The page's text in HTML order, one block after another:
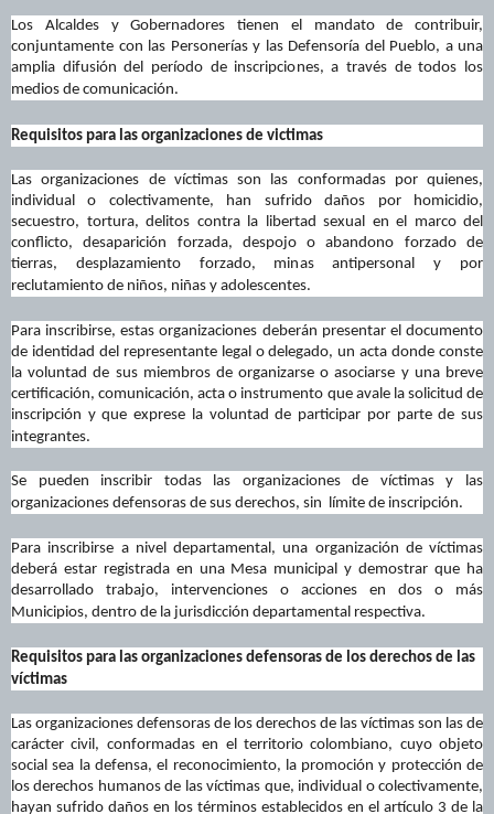
Los Alcaldes y Gobernadores tienen el mandato de contribuir,
conjuntamente con las Personerías y las Defensoría del Pueblo, a una
amplia difusión del período de inscripciones, a través de todos los
medios de comunicación.
Requisitos para las organizaciones de victimas
Las organizaciones de víctimas son las conformadas por quienes,
individual o colectivamente, han sufrido daños por homicidio,
secuestro, tortura, delitos contra la libertad sexual en el marco del
conflicto, desaparición forzada, despojo o abandono forzado de
tierras, desplazamiento forzado, minas antipersonal y por
reclutamiento de niños, niñas y adolescentes.
Para inscribirse, estas organizaciones deberán presentar el documento
de identidad del representante legal o delegado, un acta donde conste
la voluntad de sus miembros de organizarse o asociarse y una breve
certificación, comunicación, acta o instrumento que avale la solicitud de
inscripción y que exprese la voluntad de participar por parte de sus
integrantes.
Se pueden inscribir todas las organizaciones de víctimas y las
organizaciones defensoras de sus derechos, sin límite de inscripción.
Para inscribirse a nivel departamental, una organización de víctimas
deberá estar registrada en una Mesa municipal y demostrar que ha
desarrollado trabajo, intervenciones o acciones en dos o más
Municipios, dentro de la jurisdicción departamental respectiva.
Requisitos para las organizaciones defensoras de los derechos de las
víctimas
Las organizaciones defensoras de los derechos de las víctimas son las de
carácter civil, conformadas en el territorio colombiano, cuyo objeto
social sea la defensa, el reconocimiento, la promoción y protección de
los derechos humanos de las víctimas que, individual o colectivamente,
hayan sufrido daños en los términos establecidos en el artículo 3 de la